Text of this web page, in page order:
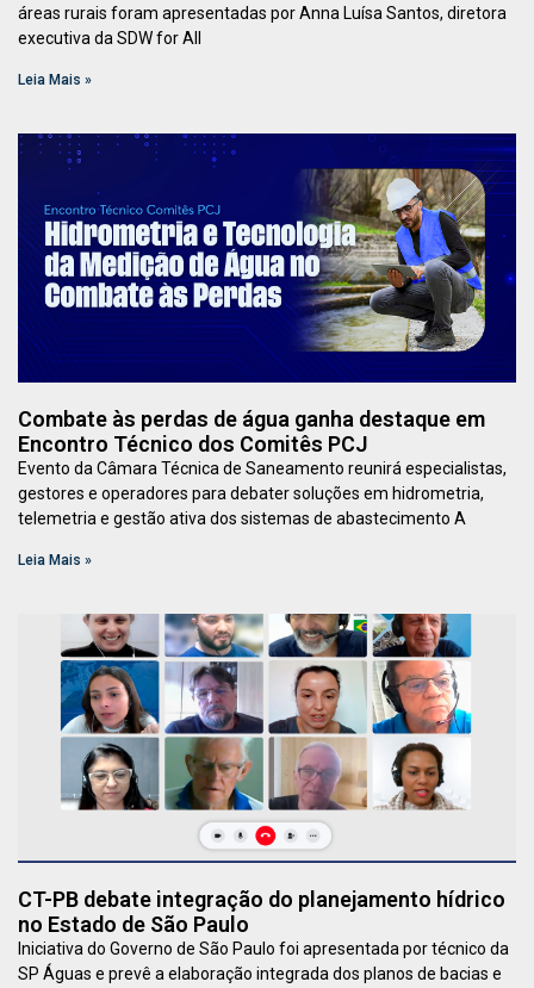
áreas rurais foram apresentadas por Anna Luísa Santos, diretora
executiva da SDW for All
Leia Mais »
Combate às perdas de água ganha destaque em
Encontro Técnico dos Comitês PCJ
Evento da Câmara Técnica de Saneamento reunirá especialistas,
gestores e operadores para debater soluções em hidrometria,
telemetria e gestão ativa dos sistemas de abastecimento A
Leia Mais »
CT-PB debate integração do planejamento hídrico
no Estado de São Paulo
Iniciativa do Governo de São Paulo foi apresentada por técnico da
SP Águas e prevê a elaboração integrada dos planos de bacias e